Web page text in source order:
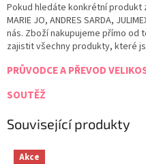
Pokud hledáte konkrétní produkt
MARIE JO, ANDRES SARDA,
nás. Zboží nakupujeme přímo od
zajistit všechny produkty, které
PRŮVODCE A PŘEVOD
SOUTĚŽ
Související produkty
Akce